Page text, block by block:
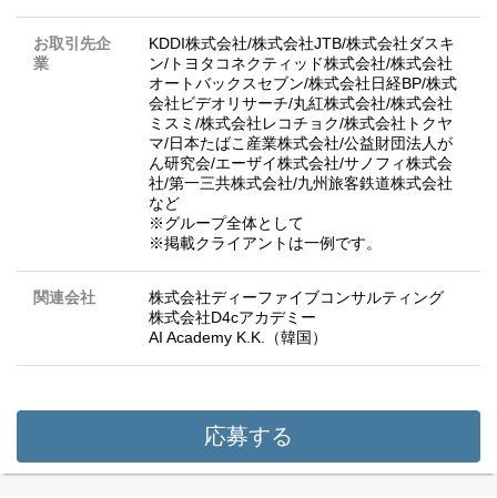
お取引先企
業
KDDI株式会社/株式会社JTB/株式会社ダスキ
ン/トヨタコネクティッド株式会社/株式会社
オートバックスセブン/株式会社日経BP/株式
会社ビデオリサーチ/丸紅株式会社/株式会社
ミスミ/株式会社レコチョク/株式会社トクヤ
マ/日本たばこ産業株式会社/公益財団法人が
ん研究会/エーザイ株式会社/サノフィ株式会
社/第一三共株式会社/九州旅客鉄道株式会社
など
※グループ全体として
※掲載クライアントは一例です。
関連会社
株式会社ディーファイブコンサルティング
株式会社D4cアカデミー
AI Academy K.K.（韓国）
応募する